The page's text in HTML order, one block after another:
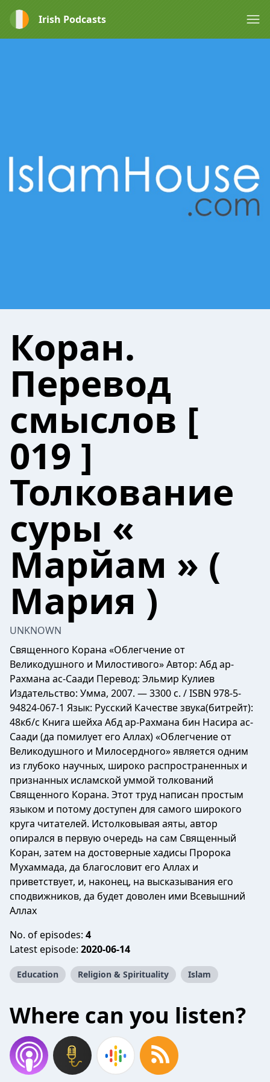
Irish Podcasts
Коран.
Перевод
смыслов [
019 ]
Толкование
суры «
Марйам » (
Мария )
UNKNOWN
Священного Корана «Облегчение от
Великодушного и Милостивого» Автор: Абд ар-
Рахмана ас-Саади Перевод: Эльмир Кулиев
Издательство: Умма, 2007. — 3300 с. / ISBN 978-5-
94824-067-1 Язык: Русский Качестве звука(битрейт):
48кб/с Книга шейха Абд ар-Рахмана бин Насира ас-
Саади (да помилует его Аллах) «Облегчение от
Великодушного и Милосердного» является одним
из глубоко научных, широко распространенных и
признанных исламской уммой толкований
Священного Корана. Этот труд написан простым
языком и потому доступен для самого широкого
круга читателей. Истолковывая аяты, автор
опирался в первую очередь на сам Священный
Коран, затем на достоверные хадисы Пророка
Мухаммада, да благословит его Аллах и
приветствует, и, наконец, на высказывания его
сподвижников, да будет доволен ими Всевышний
Аллах
No. of episodes: 4
Latest episode: 2020-06-14
Education Religion & Spirituality Islam
Where can you listen?